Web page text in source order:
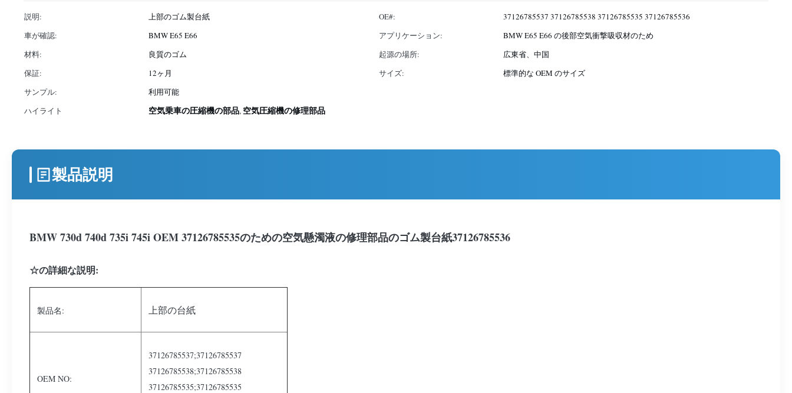
説明: 上部のゴム製台紙 OE#:
37126785537 37126785538 37126785535 37126785536
車が確認:
BMW E65 E66 アプリケーション:
BMW E65 E66 の後部空気衝撃吸収材のため
材料:
良質のゴム 起源の場所:
広東省、中国
保証:
12ヶ月 サイズ:
標準的な OEM のサイズ
サンプル:
利用可能
ハイライト
空気乗車の圧縮機の部品, 空気圧縮機の修理部品
製品説明
BMW 730d 740d 735i 745i OEM 37126785535のための空気懸濁液の修理部品のゴム製台紙37126785536
☆の詳細な説明:
製品名: 上部の台紙
OEM NO:
37126785537;37126785537
37126785538;37126785538
37126785535;37126785535